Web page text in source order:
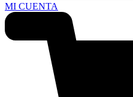
MI CUENTA